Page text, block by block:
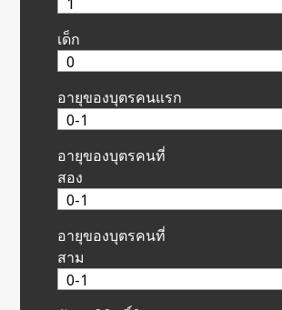
เด็ก
อายุของบุตรคนแรก
อายุของบุตรคนที่
สอง
อายุของบุตรคนที่
สาม